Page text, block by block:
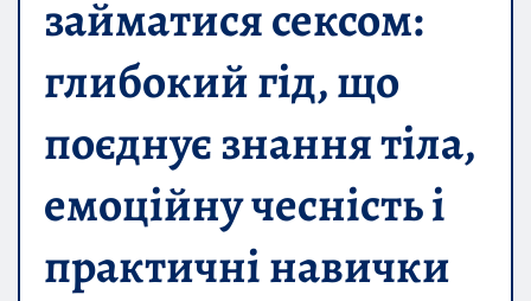
займатися сексом:
глибокий гід, що
поєднує знання тіла,
емоційну чесність і
практичні навички